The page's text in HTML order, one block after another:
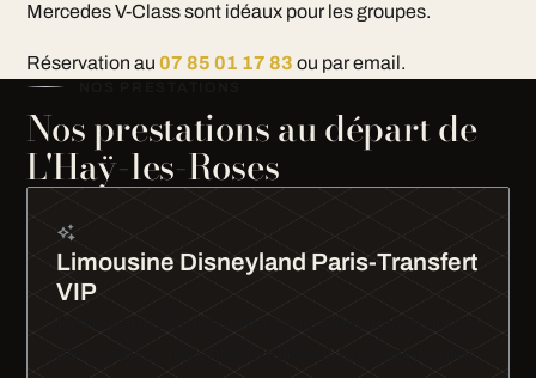
Mercedes V-Class sont idéaux pour les groupes.
Réservation au 07 85 01 17 83 ou par email.
Nos prestations au départ de
L'Haÿ-les-Roses
Limousine Disneyland Paris-Transfert
VIP
de la magie. Les enfants adorent, les parents sont